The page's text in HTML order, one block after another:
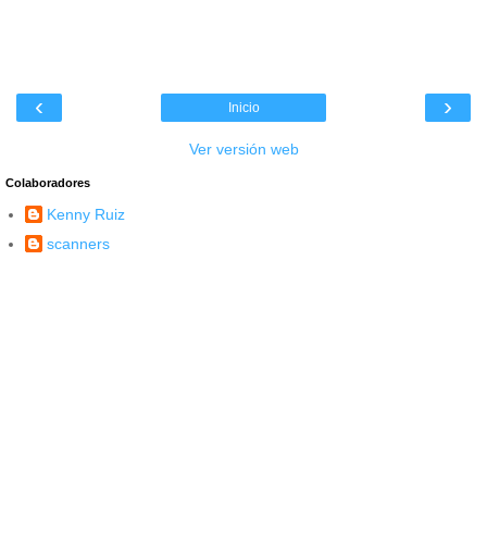
‹ ›
Inicio
Ver versión web
Colaboradores
Kenny Ruiz
scanners